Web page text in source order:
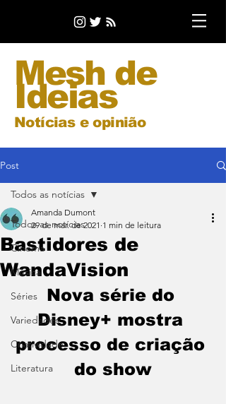
Mesh de
Ideias
Notícias e opinião
Post
Todos as notícias
Cinema
Música
Séries
Variedades
Criatividade
Literatura
Todos as notícias
Bastidores de
WandaVision
Amanda Dumont
29 de mar. de 2021 1 min de leitura
Nova série do
Disney+ mostra
processo de criação
do show